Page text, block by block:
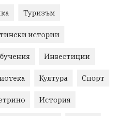
Туризъм
истории
Инвестиции
Култура Спорт
История